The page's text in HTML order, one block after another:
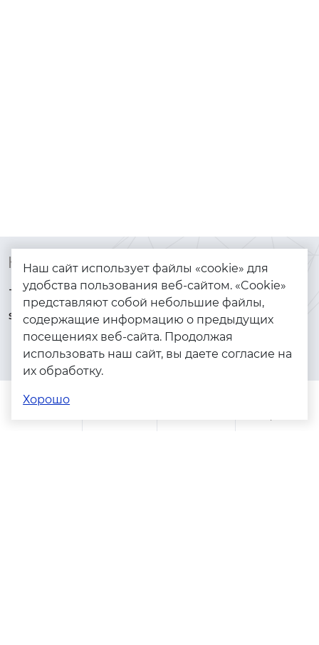
Контакты
+7 (925) 144-64-73
serebryanyye.grani@mail.ru
Каталог
Браслеты
Золото
Серебро
Помощь
Наш сайт использует файлы «cookie» для
удобства пользования веб-сайтом. «Cookie»
представляют собой небольшие файлы,
содержащие информацию о предыдущих
посещениях веб-сайта. Продолжая
использовать наш сайт, вы даете согласие на
их обработку.
Хорошо